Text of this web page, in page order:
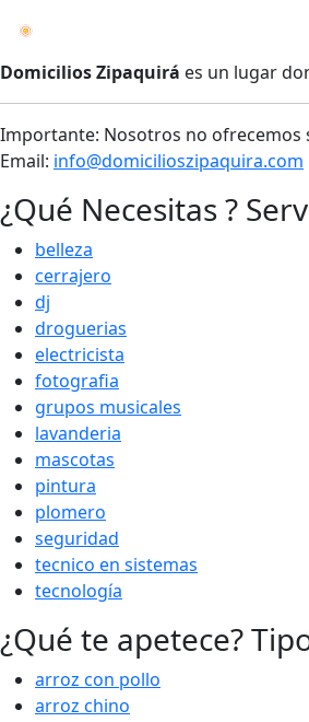
Domicilios Zipaquirá es un lugar
Importante: Nosotros no ofrecemos
Email: info@domicilioszipaquira.com
¿Qué Necesitas ?
belleza
cerrajero
dj
droguerias
electricista
fotografia
grupos musicales
lavanderia
mascotas
pintura
plomero
seguridad
tecnico en sistemas
tecnología
¿Qué te apetece?
arroz con pollo
arroz chino